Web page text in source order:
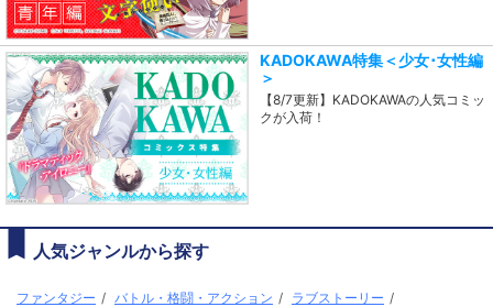
KADOKAWA特集＜少女･女性編
＞
【8/7更新】KADOKAWAの人気コミッ
クが入荷！
人気ジャンルから探す
ファンタジー / バトル・格闘・アクション / ラブストーリー /